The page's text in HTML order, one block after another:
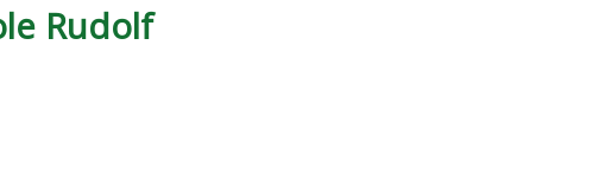
Rudolf